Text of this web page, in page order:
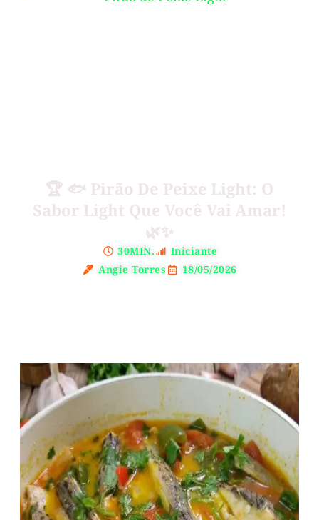
🏆 🐟 Pirão De Peixe Light: O
Sabor Light Que Você Vai Amar!
🌿✨
30MIN.
Iniciante
Angie Torres
18/05/2026